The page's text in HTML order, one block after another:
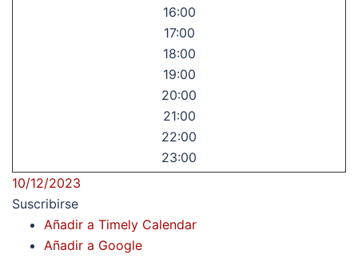
16:00
17:00
18:00
19:00
20:00
21:00
22:00
23:00
10/12/2023
Suscribirse
Añadir a Timely Calendar
Añadir a Google